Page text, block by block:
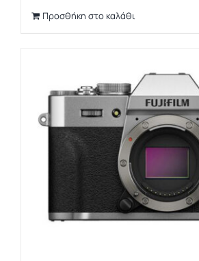
Προσθήκη στο καλάθι